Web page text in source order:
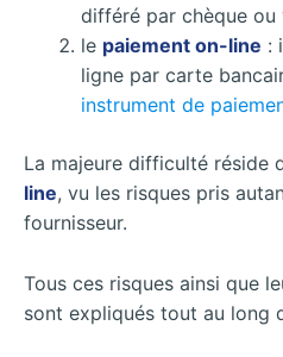
différé par chèque ou
le paiement on-line :
ligne par carte
instrument de
La majeure difficulté réside
line, vu les risques pris
fournisseur.
Tous ces risques ainsi que
sont expliqués tout au long